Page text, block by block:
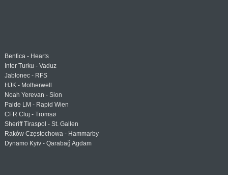
Benfica - Hearts
Inter Turku - Vaduz
Jablonec - RFS
HJK - Motherwell
Noah Yerevan - Sion
Paide LM - Rapid Wien
CFR Cluj - Tromsø
Sheriff Tiraspol - St. Gallen
Raków Częstochowa - Hammarby
Dynamo Kyiv - Qarabağ Agdam